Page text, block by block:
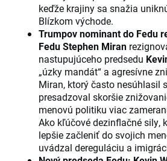
keďže krajiny sa snažia
Blízkom východe.
Trumpov nominant do Fedu
Fedu Stephen Miran
nastupujúceho predsedu
„úzky mandát“ a agresívne
Miran, ktorý často nesúhlasil
presadzoval skoršie
menovú politiku viac
Ako kľúčové dezinflačné sily,
lepšie začleniť do svojich
uvádzal dereguláciu a